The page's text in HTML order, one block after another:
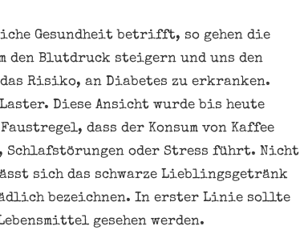
Gesundheit betrifft, so gehen die
den Blutdruck steigern und uns den
Risiko, an Diabetes zu erkranken.
Diese Ansicht wurde bis heute
dass der Konsum von Kaffee
Schlafstörungen oder Stress führt. Nicht
sich das schwarze Lieblingsgetränk
bezeichnen. In erster Linie sollte
gesehen werden.